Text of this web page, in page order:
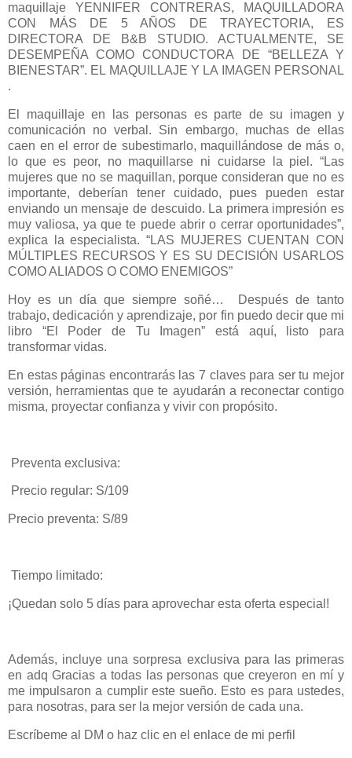
maquillaje YENNIFER CONTRERAS, MAQUILLADORA
CON MÁS DE 5 AÑOS DE TRAYECTORIA, ES
DIRECTORA DE B&B STUDIO. ACTUALMENTE, SE
DESEMPEÑA COMO CONDUCTORA DE “BELLEZA Y
BIENESTAR”. EL MAQUILLAJE Y LA IMAGEN PERSONAL
.
El maquillaje en las personas es parte de su imagen y
comunicación no verbal. Sin embargo, muchas de ellas
caen en el error de subestimarlo, maquillándose de más o,
lo que es peor, no maquillarse ni cuidarse la piel. “Las
mujeres que no se maquillan, porque consideran que no es
importante, deberían tener cuidado, pues pueden estar
enviando un mensaje de descuido. La primera impresión es
muy valiosa, ya que te puede abrir o cerrar oportunidades”,
explica la especialista. “LAS MUJERES CUENTAN CON
MÚLTIPLES RECURSOS Y ES SU DECISIÓN USARLOS
COMO ALIADOS O COMO ENEMIGOS”
Hoy es un día que siempre soñé… Después de tanto
trabajo, dedicación y aprendizaje, por fin puedo decir que mi
libro “El Poder de Tu Imagen” está aquí, listo para
transformar vidas.
En estas páginas encontrarás las 7 claves para ser tu mejor
versión, herramientas que te ayudarán a reconectar contigo
misma, proyectar confianza y vivir con propósito.
Preventa exclusiva:
Precio regular: S/109
Precio preventa: S/89
Tiempo limitado:
¡Quedan solo 5 días para aprovechar esta oferta especial!
Además, incluye una sorpresa exclusiva para las primeras
en adq Gracias a todas las personas que creyeron en mí y
me impulsaron a cumplir este sueño. Esto es para ustedes,
para nosotras, para ser la mejor versión de cada una.
Escríbeme al DM o haz clic en el en lace de mi perfil